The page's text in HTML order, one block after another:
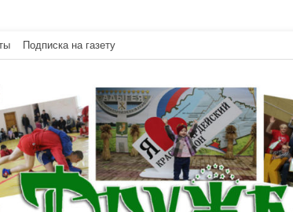
Подписка на газету